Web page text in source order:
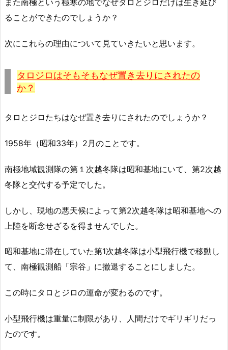
また南極という極寒の地でなぜタロとジロだけは生き延び
ることができたのでしょうか？
次にこれらの理由について見ていきたいと思います。
タロジロはそもそもなぜ置き去りにされたの
か？
タロとジロたちはなぜ置き去りにされたのでしょうか？
1958年（昭和33年）2月のことです。
南極地域観測隊の第１次越冬隊は昭和基地にいて、第2次越
冬隊と交代する予定でした。
しかし、現地の悪天候によって第2次越冬隊は昭和基地への
上陸を断念せざるを得ませんでした。
昭和基地に滞在していた第1次越冬隊は小型飛行機で移動し
て、南極観測船「宗谷」に撤退することにしました。
この時にタロとジロの運命が変わるのです。
小型飛行機は重量に制限があり、人間だけでギリギリだっ
たのです。